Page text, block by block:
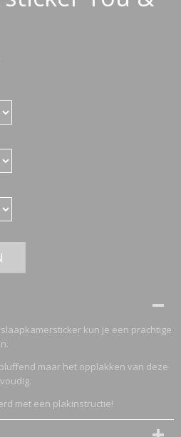
kun je een prachtige
maar het opplakken van deze
met een plakinstructie!